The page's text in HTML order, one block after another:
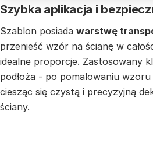
Szybka aplikacja i
Szablon posiada warstwę
przenieść wzór na ścianę w
idealne proporcje. Zastosowany
podłoża - po pomalowaniu
ciesząc się czystą i precyzyjną
ściany.